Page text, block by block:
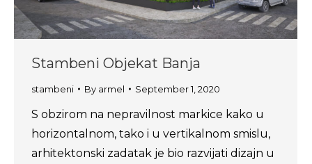
Stambeni Objekat Banja
stambeni By armel September 1, 2020
S obzirom na nepravilnost markice kako u
horizontalnom, tako i u vertikalnom smislu,
arhitektonski zadatak je bio razvijati dizajn u